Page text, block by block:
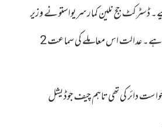
دیا جانا چاہیے۔ ڈسٹرکٹ جج نلین کمار سریواستو نے وزیر
اعظم کے دفتر کے ساتھ ساتھ ایڈوکیٹ راکیش ناتھ پانڈے کو نوٹس جاری کیا جنہوں نے عرضداشت دائر کی ہے۔ عدالت اس معاملے کی سماعت 2
دائر کی تھی تاہم چیف جوڈیشل